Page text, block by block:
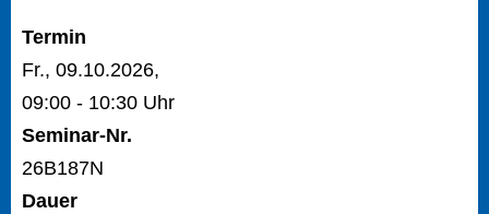
Termin
Fr., 09.10.2026,
09:00 - 10:30 Uhr
Seminar-Nr.
26B187N
Dauer